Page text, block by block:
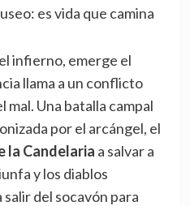
es vida que camina
infierno, emerge el
llama a un conflicto
Una batalla campal
por el arcángel, el
la Candelaria a salvar a
y los diablos
del socavón para